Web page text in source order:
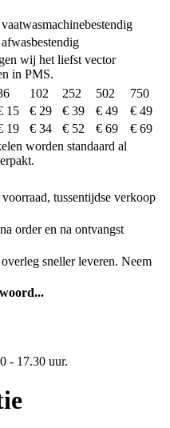
wij het liefst vector
in PMS.
102 252 502
750
15 € 29 € 39 € 49
€ 49
19 € 34 € 52 € 69
€ 69
worden standaard al
tussentijdse verkoop
order en na ontvangst
sneller leveren. Neem
- 17.30 uur.